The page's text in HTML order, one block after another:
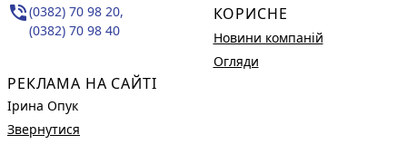
phone_in_talk(0382) 70 98 20,
(0382) 70 98 40
РЕКЛАМА НА САЙТІ
Ірина Опук
Звернутися
КОРИСНЕ
Новини компаній
Огляди